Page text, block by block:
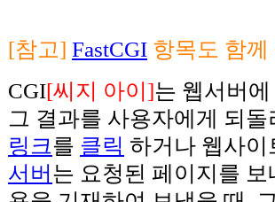
[참고] FastCGI 항목도 함께
CGI[씨지 아이]는 웹서버
그 결과를 사용자에게 되
링크를 클릭 하거나 웹사
서버 는 요청된 페이지를